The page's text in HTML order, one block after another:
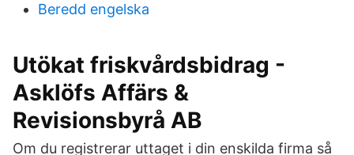
Beredd engelska
Utökat friskvårdsbidrag -
Asklöfs Affärs &
Revisionsbyrå AB
Om du registrerar uttaget i din enskilda firma så